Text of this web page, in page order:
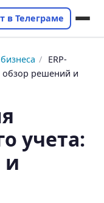
в Телеграме
/ ERP-
обзор решений и
учета:
и